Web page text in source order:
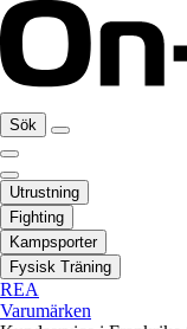
Sök
Utrustning
Fighting
Kampsporter
Fysisk Träning
REA
Varumärken